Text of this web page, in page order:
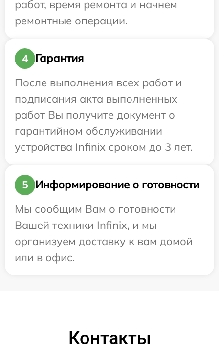
работ, время ремонта и начнем
ремонтные операции.
4
Гарантия
После выполнения всех работ и
подписания акта выполненных
работ Вы получите документ о
гарантийном обслуживании
устройства Infinix сроком до 3 лет.
5
Информирование о готовности
Мы сообщим Вам о готовности
Вашей техники Infinix, и мы
организуем доставку к вам домой
или в офис.
Контакты